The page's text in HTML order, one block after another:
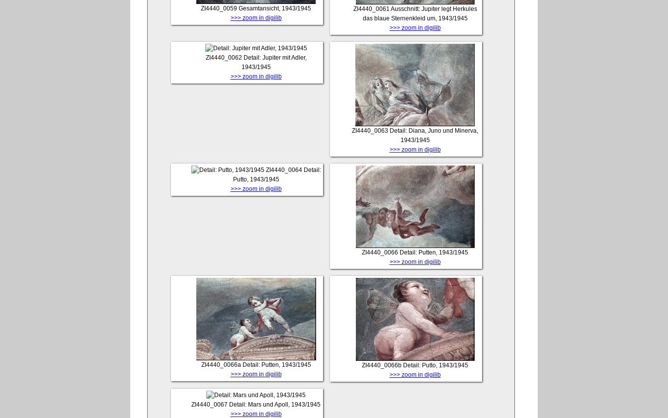
ZI4440_0059 Gesamtansicht, 1943/1945
>>> zoom in digilib
ZI4440_0061 Ausschnitt: Jupiter legt Herkules
das blaue Sternenkleid um, 1943/1945
>>> zoom in digilib
ZI4440_0062 Detail: Jupiter mit Adler,
1943/1945
>>> zoom in digilib
ZI4440_0063 Detail: Diana, Juno und Minerva,
1943/1945
>>> zoom in digilib
ZI4440_0064 Detail:
Putto, 1943/1945
>>> zoom in digilib
ZI4440_0066 Detail: Putten, 1943/1945
>>> zoom in digilib
ZI4440_0066a Detail: Putten, 1943/1945
>>> zoom in digilib
ZI4440_0066b Detail: Putto, 1943/1945
>>> zoom in digilib
ZI4440_0067 Detail: Mars und Apoll, 1943/1945
>>> zoom in digilib